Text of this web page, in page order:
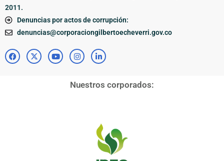
2011.
Denuncias por actos de corrupción:
denuncias@corporaciongilbertoecheverri.gov.co
Nuestros corporados: